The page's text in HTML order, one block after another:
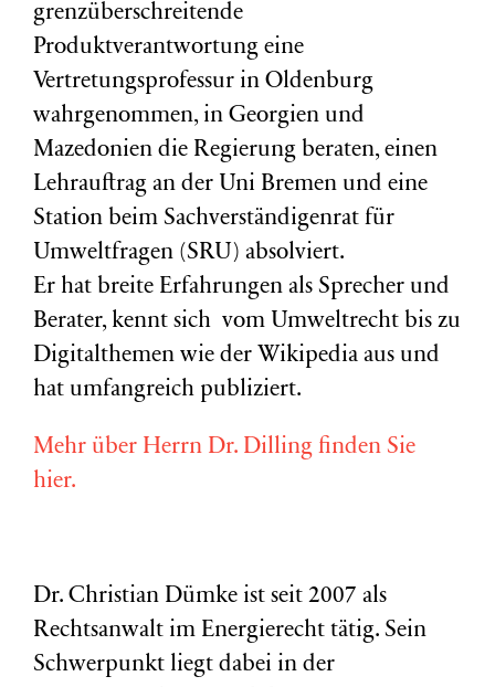
grenzüberschreitende
Produktverantwortung eine
Vertretungsprofessur in Oldenburg
wahrgenommen, in Georgien und
Mazedonien die Regierung beraten, einen
Lehrauftrag an der Uni Bremen und eine
Station beim Sachverständigenrat für
Umweltfragen (SRU) absolviert.
Er hat breite Erfahrungen als Sprecher und
Berater, kennt sich vom Umweltrecht bis zu
Digitalthemen wie der Wikipedia aus und
hat umfangreich publiziert.
Mehr über Herrn Dr. Dilling finden Sie
hier.
Dr. Christian Dümke ist seit 2007 als
Rechtsanwalt im Energierecht tätig. Sein
Schwerpunkt liegt dabei in der